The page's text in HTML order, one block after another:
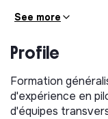
associations,
Vos missions
Définir et piloter
Solidarités et
See more
Profile
Formation
d'expérience en
d'équipes